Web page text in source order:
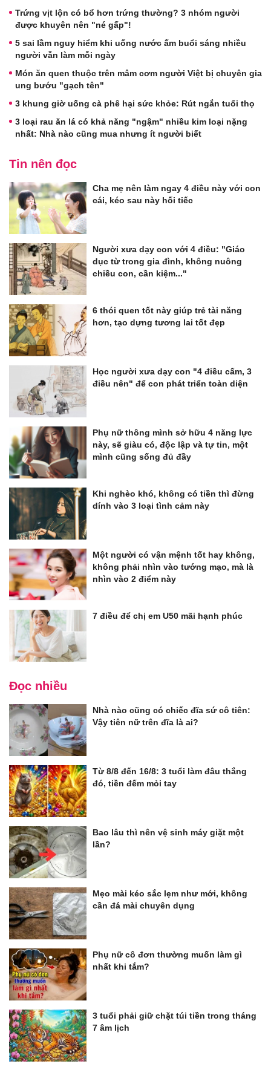
Trứng vịt lộn có bổ hơn trứng thường? 3 nhóm người
được khuyên nên "né gấp"!
5 sai lầm nguy hiểm khi uống nước ấm buổi sáng nhiều
người vẫn làm mỗi ngày
Món ăn quen thuộc trên mâm cơm người Việt bị chuyên gia
ung bướu "gạch tên"
3 khung giờ uống cà phê hại sức khỏe: Rút ngắn tuổi thọ
3 loại rau ăn lá có khả năng "ngậm" nhiều kim loại nặng
nhất: Nhà nào cũng mua nhưng ít người biết
Tin nên đọc
Cha mẹ nên làm ngay 4 điều này với con
cái, kéo sau này hối tiếc
Người xưa dạy con với 4 điều: "Giáo
dục từ trong gia đình, không nuông
chiều con, cần kiệm..."
6 thói quen tốt này giúp trẻ tài năng
hơn, tạo dựng tương lai tốt đẹp
Học người xưa dạy con "4 điều cấm, 3
điều nên" để con phát triển toàn diện
Phụ nữ thông mình sở hữu 4 năng lực
này, sẽ giàu có, độc lập và tự tin, một
mình cũng sống đủ đầy
Khi nghèo khó, không có tiền thì đừng
dính vào 3 loại tình cảm này
Một người có vận mệnh tốt hay không,
không phải nhìn vào tướng mạo, mà là
nhìn vào 2 điểm này
7 điều để chị em U50 mãi hạnh phúc
Đọc nhiều
Nhà nào cũng có chiếc đĩa sứ cô tiên:
Vậy tiên nữ trên đĩa là ai?
Từ 8/8 đến 16/8: 3 tuổi làm đâu thắng
đó, tiền đếm mỏi tay
Bao lâu thì nên vệ sinh máy giặt một
lần?
Mẹo mài kéo sắc lẹm như mới, không
cần đá mài chuyên dụng
Phụ nữ cô đơn thường muốn làm gì
nhất khi tắm?
3 tuổi phải giữ chặt túi tiền trong tháng
7 âm lịch